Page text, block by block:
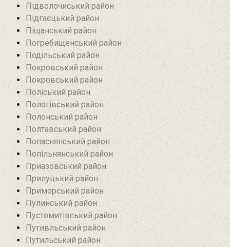
Підволочиський район
Підгаєцький район
Піщанський район
Погребищенський район
Подільський район
Покровський район
Покровський район
Поліський район
Пологівський район
Полонський район
Полтавський район
Попаснянський район
Попільнянський район‎
Приазовський район
Прилуцький район
Приморський район
Пулинський район
Пустомитівський район
Путивльський район‎
Путильський район